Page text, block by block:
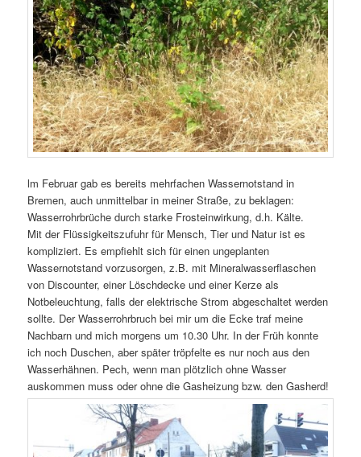
lm Februar gab es bereits mehrfachen Wassernotstand in
Bremen, auch unmittelbar in meiner Straße, zu beklagen:
Wasserrohrbrüche durch starke Frosteinwirkung, d.h. Kälte.
Mit der Flüssigkeitszufuhr für Mensch, Tier und Natur ist es
kompliziert. Es empfiehlt sich für einen ungeplanten
Wassernotstand vorzusorgen, z.B. mit Mineralwasserflaschen
von Discounter, einer Löschdecke und einer Kerze als
Notbeleuchtung, falls der elektrische Strom abgeschaltet werden
sollte. Der Wasserrohrbruch bei mir um die Ecke traf meine
Nachbarn und mich morgens um 10.30 Uhr. In der Früh konnte
ich noch Duschen, aber später tröpfelte es nur noch aus den
Wasserhähnen. Pech, wenn man plötzlich ohne Wasser
auskommen muss oder ohne die Gasheizung bzw. den Gasherd!